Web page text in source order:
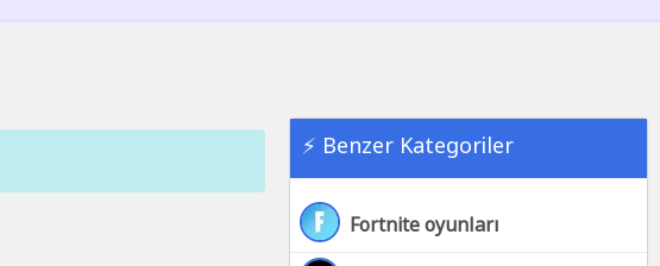
⚡ Benzer Kategoriler
Fortnite oyunları